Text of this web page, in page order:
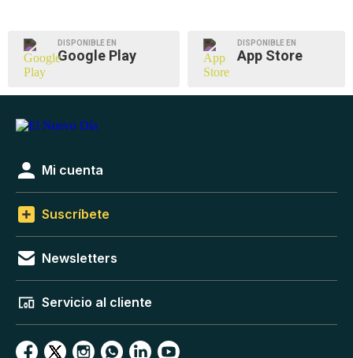
DISPONIBLE EN
Google Play
DISPONIBLE EN
App Store
Mi cuenta
Suscríbete
Newsletters
Servicio al cliente